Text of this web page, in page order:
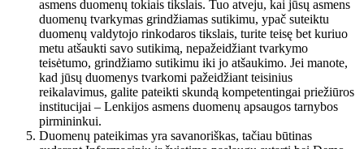
asmens duomenų tokiais tikslais. Tuo atveju, kai jūsų asmens
duomenų tvarkymas grindžiamas sutikimu, ypač suteiktu
duomenų valdytojo rinkodaros tikslais, turite teisę bet kuriuo
metu atšaukti savo sutikimą, nepažeidžiant tvarkymo
teisėtumo, grindžiamo sutikimu iki jo atšaukimo. Jei manote,
kad jūsų duomenys tvarkomi pažeidžiant teisinius
reikalavimus, galite pateikti skundą kompetentingai priežiūros
institucijai – Lenkijos asmens duomenų apsaugos tarnybos
pirmininkui.
Duomenų pateikimas yra savanoriškas, tačiau būtinas